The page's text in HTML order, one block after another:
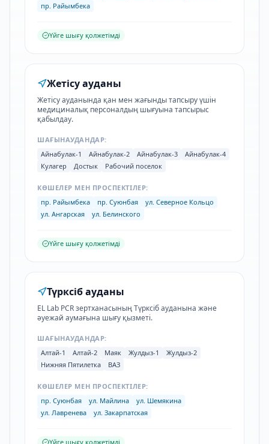
пр. Райымбека
Үйге шығу қолжетімді
Жетісу ауданы
Жетісу ауданында қан мен жағынды тапсыру үшін
медициналық персоналдың шығуына тапсырыс
қабылдау.
ШАҒЫНАУДАНДАР:
Айнабулак-1
Айнабулак-2 Айнабулак-3
Айнабулак-4
Кулагер
Достык Рабочий поселок
КӨШЕЛЕР МЕН ПРОСПЕКТІЛЕР:
пр. Райымбека
пр. Суюнбая
ул. Северное Кольцо
ул. Ангарская
ул. Белинского
Үйге шығу қолжетімді
Түрксіб ауданы
EL Lab PCR зертханасының Түрксіб ауданына және
әуежай аумағына шығу қызметі.
ШАҒЫНАУДАНДАР:
Алтай-1
Алтай-2 Маяк Жулдыз-1
Жулдыз-2
Нижняя Пятилетка
ВАЗ
КӨШЕЛЕР МЕН ПРОСПЕКТІЛЕР:
пр. Суюнбая
ул. Майлина
ул. Шемякина
ул. Лавренева
ул. Закарпатская
Үйге шығу қолжетімді